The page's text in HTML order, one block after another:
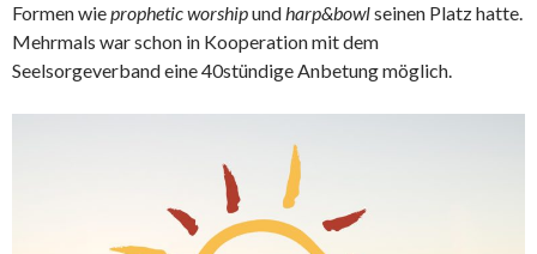
Formen wieprophetic worshipundharp&bowlseinen Platz hatte.
Mehrmals war schon in Kooperation mit dem
Seelsorgeverband eine 40stündige Anbetung möglich.